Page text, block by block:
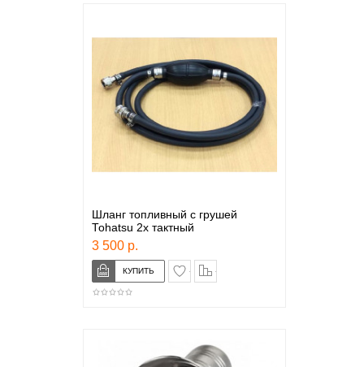
Шланг топливный с грушей
Тоhatsu 2х тактный
3 500 р.
в закладки